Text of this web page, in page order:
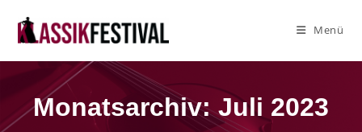
Inhalt
Menü
Monatsarchiv: Juli 2023